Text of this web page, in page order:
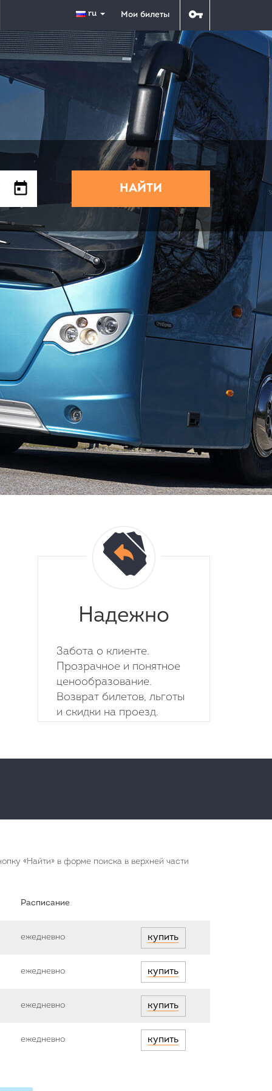
ru Мои билеты
НАЙТИ
Надежно
Забота о клиенте.
Прозрачное и понятное
ценообразование.
Возврат билетов, льготы
и скидки на проезд.
«Найти» в форме поиска в верхней части
Расписание
ежедневно купить
ежедневно купить
ежедневно купить
ежедневно купить